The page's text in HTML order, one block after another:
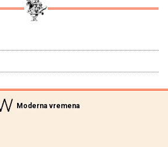
Moderna vremena